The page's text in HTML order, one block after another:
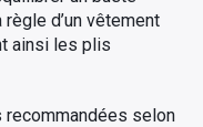
d’un vêtement
ainsi les plis
recommandées selon